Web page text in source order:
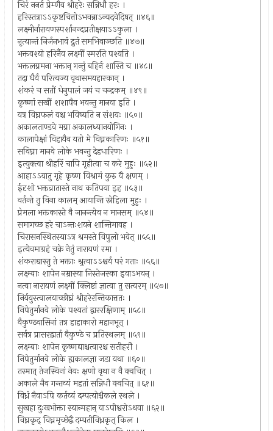
चिरं ननर्त प्रेम्णैव श्रीहरेः सन्निधौ हरः ।
हरिस्तत्राऽऽकृष्टचित्तोऽभवन्नाऽन्यदवेदिषत् ॥४६॥
लक्ष्मीर्नारायणस्पर्शानन्दप्रतीक्षयाऽऽकुला ।
नृत्यान्तं निर्जनभावं द्रुतं समभिवाञ्छति ॥४७॥
भक्तवश्यो हरिर्नैव लक्ष्मीं स्मरति पश्यति ।
भक्तलग्नमना भक्तान् गन्तुं बहिर्न शास्ति च ॥४८॥
तदा धैर्यं परित्यज्य वृथासमयहारकान् ।
शंकरं च सतीं धेनुपालं जयं च चन्द्रकम् ॥४९॥
कृष्णां सखीं शशापैव भवन्तु मानवा इति ।
यत्र विघ्नफलं वश्च भविष्यति न संशयः ॥५०॥
अकालताण्डवे मग्ना अकालध्यानयोगिनः ।
कालापेक्षां विहायैव यतो मे विघ्नकारिणः ॥५१॥
सविघ्ना मानवे लोके भवन्तु देहधारिणः ।
इत्युक्त्वा श्रीहरिं चापि गृहीत्वा च करे मुहुः ॥५२॥
आहाऽऽयातु गृहे कृष्ण विश्रामं कुरु वै क्षणम् ।
ईदृशो भक्तव्रातास्ते नाथ कतिपया इह ॥५३॥
वर्तन्ते तु विना कालम् आयान्ति स्नेहिला मुहुः ।
प्रेमला भक्तकास्ते वै जानन्त्येव न मानसम् ॥५४॥
समागच्छ हरे चाऽन्तःशयने शान्तिमावह ।
चिरासनस्थितस्याऽत्र श्रमस्ते विपुलो भवेत् ॥५५॥
इत्येवमाग्रहं चक्रे नेतुं नारायणं रमा ।
शंकराद्यास्तु ते भक्ताः श्रुत्वाऽऽश्चर्यं परं गताः ॥५६॥
लक्ष्म्याः शापेन नम्रास्या निस्तेजस्का इवाऽभवन् ।
नत्वा नारायणं लक्ष्मीं क्लिष्टां ज्ञात्वा तु सत्वरम् ॥५७॥
निर्ययुस्त्वालयाच्छीघ्रं श्रीहरेरन्तिकात्ततः ।
निपेतुर्मानवे लोके पश्यतां द्वाररक्षिणाम् ॥५८॥
वैकुण्ठवासिनां तत्र हाहाकारो महानभूत् ।
सर्वत्र प्रासरद्वार्ता वैकुण्ठे च प्रतिस्थलम् ॥५९॥
लक्ष्म्याः शापेन कृष्णद्याश्चत्वारश्च सतीहरौ ।
निपेतुर्मानवे लोके ह्यकालज्ञा जडा यथा ॥६०॥
तस्मात् तेजस्विनां नेयः क्षणो वृथा न वै क्वचित् ।
अकाले नैव गन्तव्यं महतां सन्निधौ क्वचित् ॥६१॥
विध्नं नैवाऽपि कर्तव्यं दम्पत्योश्चैकले स्थले ।
सुखहा दुःखभोक्ता स्यान्महान् वाऽपीश्वरोऽथवा ॥६२॥
विघ्नकृद् विघ्नमृच्छेद्वै दम्पतीविध्नकृत् किल ।